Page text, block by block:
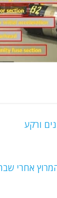
ורקע
מטוס האפ-35